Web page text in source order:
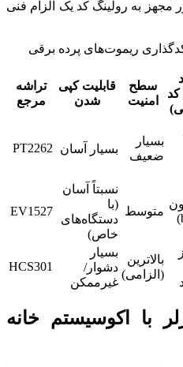
مجهز به رولینگ کد یک الزام فنی
ریموت‌های پرده برقی
کد
سطح
امنیت
قابلیت کپی
شدن
تراشه
مرجع
بسیار
ضعیف
بسیار آسان PT2262
متوسط
نسبتاً آسان
(با
دستگاه‌های
خاص)
EV1527
بالاترین
(الزامی)
بسیار
دشوار/
غیرممکن
HCS301
با اکوسیستم خانه